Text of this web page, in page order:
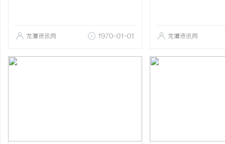
龙潭资讯网 1970-01-01 龙潭资讯网